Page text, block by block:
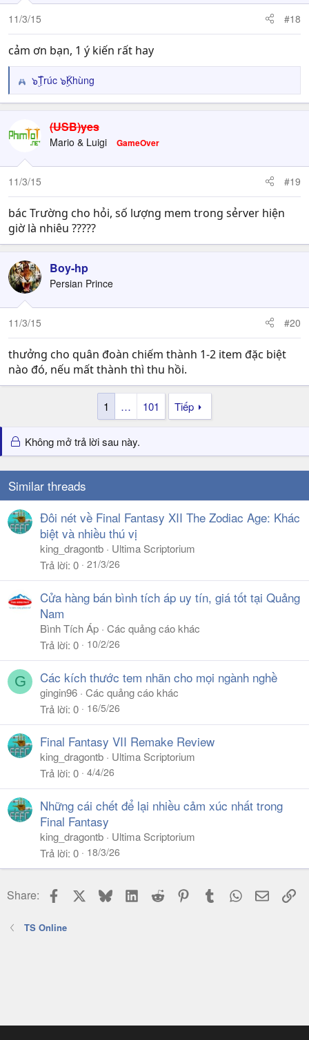
11/3/15 #18
cảm ơn bạn, 1 ý kiến rất hay
R
e
t
o
n
s
๖ۣۜTrúc ๖ۣۜKhùng
(USB)yes
Mario & Luigi GameOver
11/3/15 #19
bác Trường cho hỏi, số lượng mem trong sẻrver hiện
giờ là nhiêu ?????
Boy-hp
Persian Prince
11/3/15 #20
thưởng cho quân đoàn chiếm thành 1-2 item đặc biệt
nào đó, nếu mất thành thì thu hồi.
1 … 101 Tiếp
Không mở trả lời sau này.
Similar threads
Đôi nét về Final Fantasy XII The Zodiac Age: Khác
biệt và nhiều thú vị
king_dragontb
Ultima Scriptorium
Trả lời 0 21/3/26
Cửa hàng bán bình tích áp uy tín, giá tốt tại Quảng
Nam
Bình Tích Áp Các quảng cáo khác
Trả lời 0 10/2/26
G Các kích thước tem nhãn cho mọi ngành nghề
gingin96 Các quảng cáo khác
Trả lời 0 16/5/26
Final Fantasy VII Remake Review
king_dragontb
Ultima Scriptorium
Trả lời 0 4/4/26
Những cái chết để lại nhiều cảm xúc nhất trong
Final Fantasy
king_dragontb
Ultima Scriptorium
Trả lời 0 18/3/26
Share: Facebook BlueskyLinkedIn
Reddit PinterestTumblr WhatsApp
Email
TS Online